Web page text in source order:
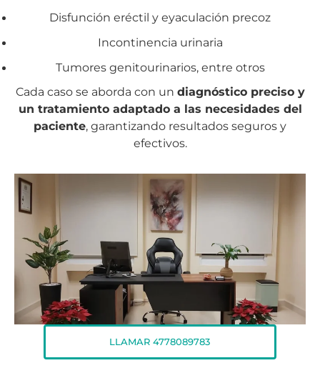
Disfunción eréctil y eyaculación precoz
Incontinencia urinaria
Tumores genitourinarios, entre otros
Cada caso se aborda con un diagnóstico preciso y
un tratamiento adaptado a las necesidades del
paciente, garantizando resultados seguros y
efectivos.
LLAMAR 4778089783